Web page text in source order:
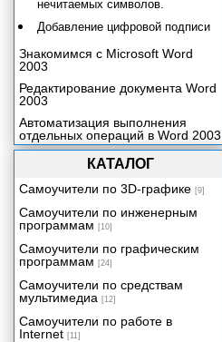
нечитаемых символов.
Добавление цифровой подписи
Знакомимся с Microsoft Word
2003
Редактирование документа Word
2003
Автоматизация выполнения
отдельных операций в Word 2003
Форматирование текстового
Работа с таблицей и надписью
Использование меню Вставка.
Вставка и форматирование
Стили и шаблоны, структура
документа
Оформление документа
Настройка параметров работы
Word 2003
КАТАЛОГ
Самоучители по 3D-графике [9]
Самоучители по инженерным
программам [10]
Самоучители по графическим
программам [24]
Самоучители по средствам
мультимедиа [12]
Самоучители по работе в
Internet [11]